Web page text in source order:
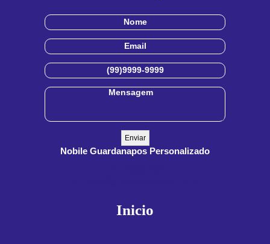
Nobile Guardanapos Personalizado
Inicio